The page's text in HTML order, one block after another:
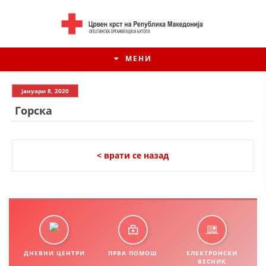
МЕНИ
ИСТОРИЈАТ НА ЦКРМ
ИСТОРИЈАТ НА ДВИЖЕЊЕТО
јануари 8, 2020
Горска
< врати се назад
ДНЕВНИ ЦЕНТРИ ПРВА ПОМОШ
ЕЛЕКТРОНСКИ
ВЕСНИК